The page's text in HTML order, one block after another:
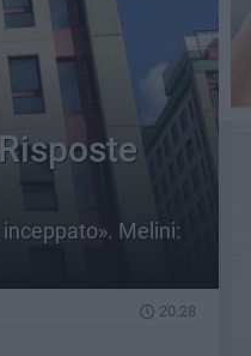
Melini:
20.28